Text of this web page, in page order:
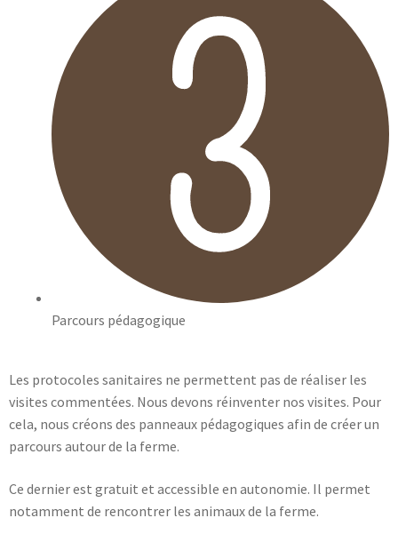
Parcours pédagogique
Les protocoles sanitaires ne permettent pas de réaliser les
visites commentées. Nous devons réinventer nos visites. Pour
cela, nous créons des panneaux pédagogiques afin de créer un
parcours autour de la ferme.
Ce dernier est gratuit et accessible en autonomie. Il permet
notamment de rencontrer les animaux de la ferme.